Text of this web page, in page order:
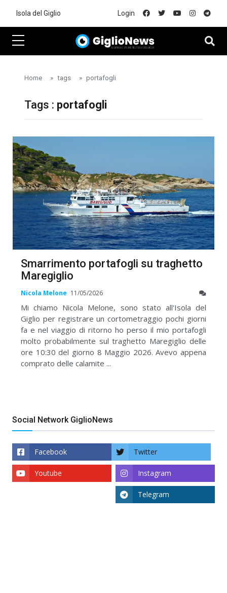
Isola del Giglio Login
Home tags portafogli
Tags : portafogli
Smarrimento portafogli su traghetto
Maregiglio
Nicola Melone 11/05/2026
Mi chiamo Nicola Melone, sono stato all'Isola del
Giglio per registrare un cortometraggio pochi giorni
fa e nel viaggio di ritorno ho perso il mio portafogli
molto probabilmente sul traghetto Maregiglio delle
ore 10:30 del giorno 8 Maggio 2026. Avevo appena
comprato delle calamite ...
Social Network GiglioNews
Facebook Twitter
Instagram
Youtube
Telegram